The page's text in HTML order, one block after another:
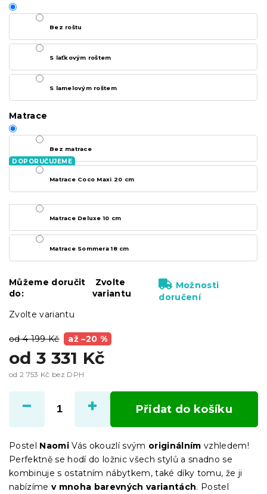
od 4 199 Kč až –20 %
od 3 331 Kč
od 2 753 Kč bez DPH
cena:
Zvolte variantu
Bez roštu
S laťkovým roštem
S lamelovým roštem
Matrace
Bez matrace
Matrace Coco Maxi 20 cm
Matrace Deluxe 10 cm
Matrace Sommera 18 cm
Můžeme doručit
do:
Zvolte
variantu
Možnosti
doručení
Přidat do košíku
Postel Naomi Vás okouzlí svým originálním vzhledem!
Perfektně se hodí do ložnic všech stylů a snadno se
kombinuje s ostatním nábytkem, také díky tomu, že ji
nabízíme v mnoha barevných variantách. Postel